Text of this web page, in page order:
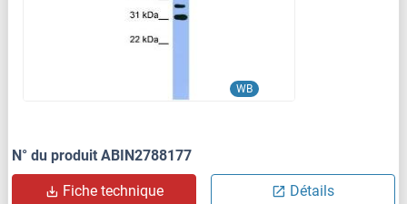
WB
N° du produit ABIN2788177
Fiche technique Détails